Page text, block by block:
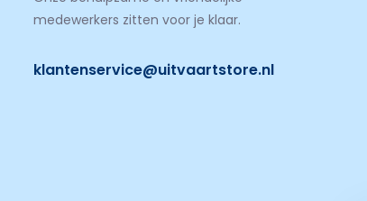
medewerkers zitten voor je klaar.
klantenservice@uitvaartstore.nl